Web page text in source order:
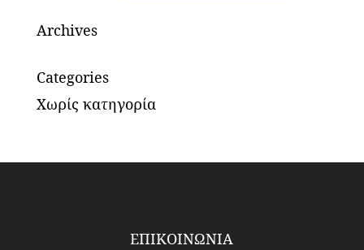
Archives
Categories
Χωρίς κατηγορία
ΕΠΙΚΟΙΝΩΝΙΑ